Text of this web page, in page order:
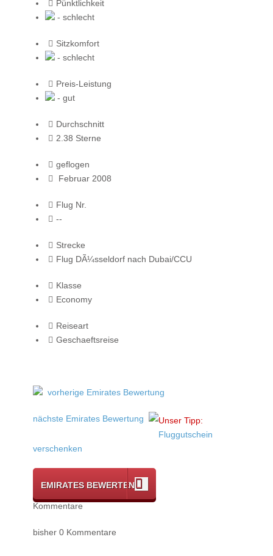
Pünktlichkeit
- schlecht
Sitzkomfort
- schlecht
Preis-Leistung
- gut
Durchschnitt
2.38 Sterne
geflogen
Februar 2008
Flug Nr.
--
Strecke
Flug DÃ¼sseldorf nach Dubai/CCU
Klasse
Economy
Reiseart
Geschaeftsreise
vorherige Emirates Bewertung
nächste Emirates Bewertung
Unser Tipp:
Fluggutschein
verschenken
EMIRATES BEWERTEN
Kommentare
bisher 0 Kommentare